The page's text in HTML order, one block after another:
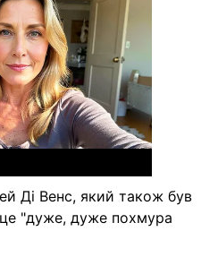
Ді Венс, який також був
"дуже, дуже похмура